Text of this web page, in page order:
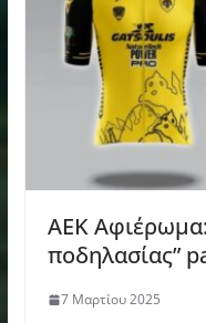
AEK
ποδηλασίας”
7 Μαρτίου 2025